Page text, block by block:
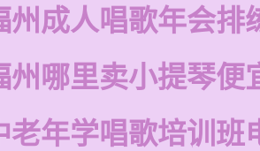
州成人唱歌年会排
州哪里卖小提琴便
老年学唱歌培训班